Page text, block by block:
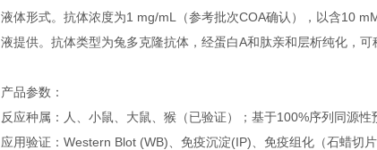
液体形式。抗体浓度为1 mg/mL（参考批次COA确认），以含10
液提供。抗体类型为兔多克隆抗体，经蛋白A和肽亲和层析纯化，可
产品参数：
反应种属：人、小鼠、大鼠、猴（已验证）；基于100%序列同源性
应用验证：Western Blot (WB)、免疫沉淀(IP)、免疫组化（石蜡切